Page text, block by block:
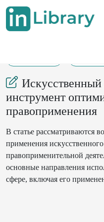
Искусственный
инструмент
правоприменения
В статье рассматриваются
применения
правоприменительной
основные направления
сфере, включая его